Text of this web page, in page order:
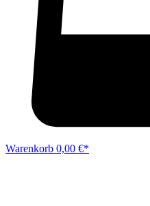
Warenkorb 0,00 €*